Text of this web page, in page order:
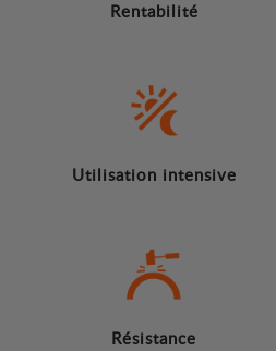
Rentabilité
Utilisation intensive
Résistance